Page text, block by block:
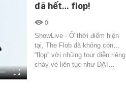
đã hết… flop!
0
ShowLive · Ở thời điểm hiện
tại, The Flob đã không còn…
“flop” với những tour diễn riêng
cháy vé liên tục như ĐẠI…